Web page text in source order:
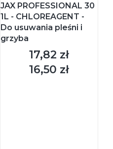
JAX PROFESSIONAL 30
1L - CHLOREAGENT -
Do usuwania pleśni i
grzyba
Cena
17,82 zł
Cena
16,50 zł